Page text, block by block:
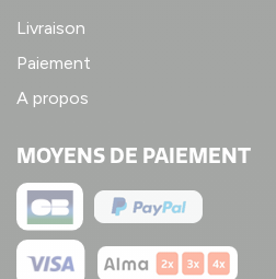
Livraison
Paiement
A propos
MOYENS DE PAIEMENT